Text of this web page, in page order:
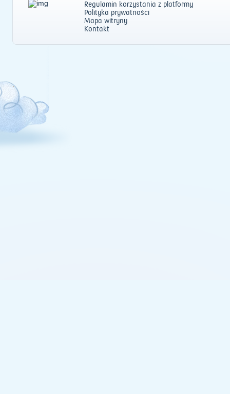
Regulamin korzystania z platformy
Polityka prywatności
Mapa witryny
Kontakt